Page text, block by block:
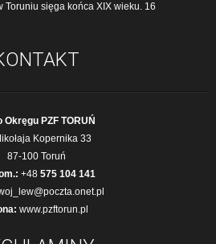
Toruniu sięga końca XIX wieku. 16
Okręgu PZF TORUŃ
Kopernika 33
87-100 Toruń
+48 575 104 141
www.pzftorun.pl